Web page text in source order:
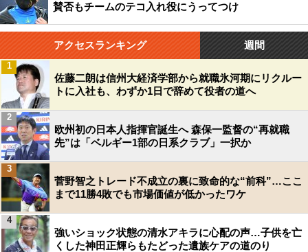
賛否もチームのテコ入れ役にうってつけ
アクセスランキング 週間
佐藤二朗は信州大経済学部から就職氷河期にリクルー
トに入社も、わずか1日で辞めて役者の道へ
1
欧州初の日本人指揮官誕生へ 森保一監督の“再就職
先”は「ベルギー1部の日系クラブ」一択か
2
菅野智之トレード不成立の裏に致命的な“前科”…ここ
まで11勝4敗でも市場価値が低かったワケ
3
強いショック状態の清水アキラに心配の声…子供を亡
くした神田正輝らもたどった遺族ケアの道のり
4